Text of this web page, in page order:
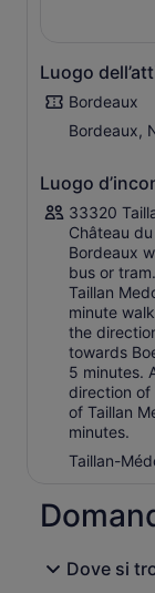
Luogo
Bordeaux
Bordeaux,
Luogo
33320
Château
Bordeaux
bus or
Taillan
minute
the
towards
5 minutes.
direction of
of Taillan
minutes.
Taillan-
Dove si